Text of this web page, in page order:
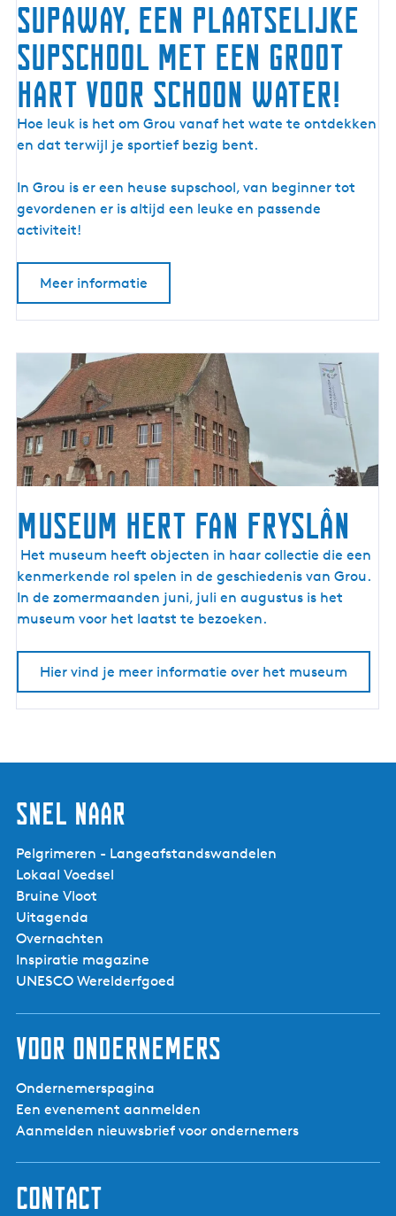
o
s
t
G
r
o
u
SUPAway, een plaatselijke
SUPschool met een groot
hart voor schoon water!
S
U
A
w
a
p
a
t
s
e
k
e
P
c
o
m
e
t
e
e
n
g
r
o
t
h
a
r
t
v
o
r
s
Hoe leuk is het om Grou vanaf het wate te ontdekken
en dat terwijl je sportief bezig bent.
In Grou is er een heuse supschool, van beginner tot
gevordenen er is altijd een leuke en passende
activiteit!
Meer informatie
Museum Hert fan Fryslân
M
u
s
e
f
n
F
r
y
s
l
â
n
Het museum heeft objecten in haar collectie die een
kenmerkende rol spelen in de geschiedenis van Grou.
In de zomermaanden juni, juli en augustus is het
museum voor het laatst te bezoeken.
Hier vind je meer informatie over het museum
Snel naar
Pelgrimeren - Langeafstandswandelen
Lokaal Voedsel
Bruine Vloot
Uitagenda
Overnachten
Inspiratie magazine
UNESCO Werelderfgoed
Voor ondernemers
Ondernemerspagina
Een evenement aanmelden
Aanmelden nieuwsbrief voor ondernemers
Contact